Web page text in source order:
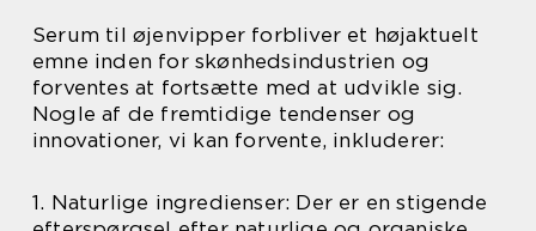
Serum til øjenvipper forbliver et højaktuelt
emne inden for skønhedsindustrien og
forventes at fortsætte med at udvikle sig.
Nogle af de fremtidige tendenser og
innovationer, vi kan forvente, inkluderer:
1. Naturlige ingredienser: Der er en stigende